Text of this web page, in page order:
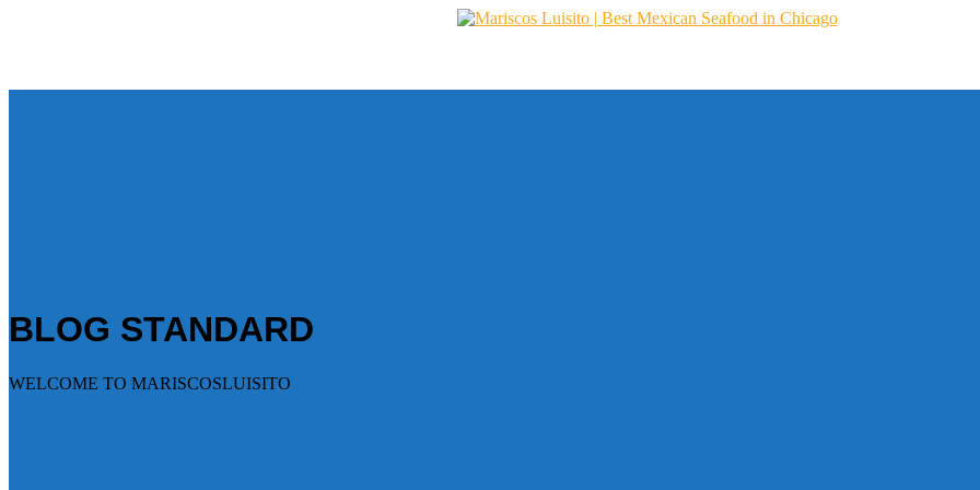
BLOG STANDARD
WELCOME TO MARISCOSLUISITO